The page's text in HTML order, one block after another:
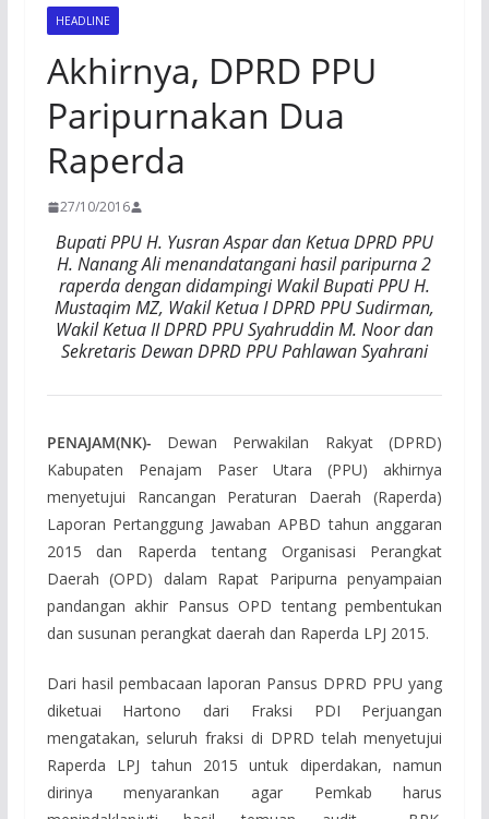
HEADLINE
Akhirnya, DPRD PPU
Paripurnakan Dua
Raperda
27/10/2016
Bupati PPU H. Yusran Aspar dan Ketua DPRD PPU
H. Nanang Ali menandatangani hasil paripurna 2
raperda dengan didampingi Wakil Bupati PPU H.
Mustaqim MZ, Wakil Ketua I DPRD PPU Sudirman,
Wakil Ketua II DPRD PPU Syahruddin M. Noor dan
Sekretaris Dewan DPRD PPU Pahlawan Syahrani
PENAJAM(NK)- Dewan Perwakilan Rakyat (DPRD)
Kabupaten Penajam Paser Utara (PPU) akhirnya
menyetujui Rancangan Peraturan Daerah (Raperda)
Laporan Pertanggung Jawaban APBD tahun anggaran
2015 dan Raperda tentang Organisasi Perangkat
Daerah (OPD) dalam Rapat Paripurna penyampaian
pandangan akhir Pansus OPD tentang pembentukan
dan susunan perangkat daerah dan Raperda LPJ 2015.
Dari hasil pembacaan laporan Pansus DPRD PPU yang
diketuai Hartono dari Fraksi PDI Perjuangan
mengatakan, seluruh fraksi di DPRD telah menyetujui
Raperda LPJ tahun 2015 untuk diperdakan, namun
dirinya menyarankan agar Pemkab harus